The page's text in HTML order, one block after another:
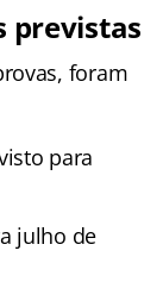
previstas
foram
para
julho de